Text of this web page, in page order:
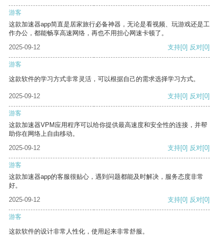
游客
这款加速器app简直是居家旅行必备神器，无论是看视频、玩游戏还是工
作办公，都能畅享高速网络，再也不用担心网速卡顿了。
2025-09-12
支持[0] 反对[0]
游客
这款软件的学习方式非常灵活，可以根据自己的需求选择学习方式。
2025-09-12 支持[0] 反对[0]
游客
这款加速器VPM应用程序可以给你提供最高速度和安全性的连接，并帮
助你在网络上自由移动。
2025-09-12
支持[0] 反对[0]
游客
这款加速器app的客服很贴心，遇到问题都能及时解决，服务态度非常
好。
2025-09-12
支持[0] 反对[0]
游客
这款软件的设计非常人性化，使用起来非常舒服。